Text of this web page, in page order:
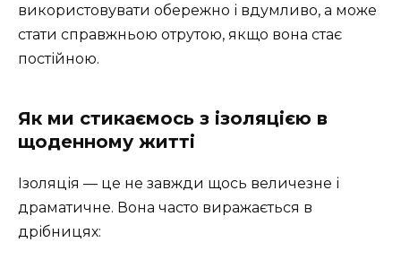
використовувати обережно і вдумливо, а може
стати справжньою отрутою, якщо вона стає
постійною.
Як ми стикаємось з ізоляцією в
щоденному житті
Ізоляція — це не завжди щось величезне і
драматичне. Вона часто виражається в
дрібницях: